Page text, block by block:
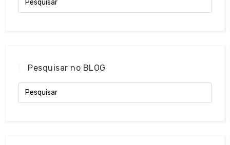
Pesquisar no BLOG